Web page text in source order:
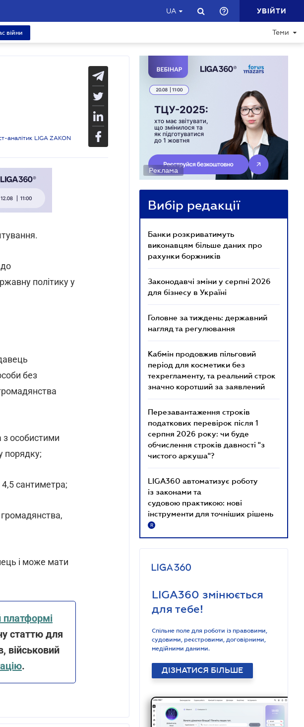
UA УВІЙТИ
війни Теми
аналітик LIGA ZAKON
політику у
без
з особистими
порядку;
сантиметра;
і може мати
платформі
статтю для
військовий
.
Реклама
Вибір редакції
Банки розкриватимуть
виконавцям більше даних про
рахунки боржників
Законодавчі зміни у серпні 2026
для бізнесу в Україні
Головне за тиждень: державний
нагляд та регулювання
Кабмін продовжив пільговий
період для косметики без
техрегламенту, та реальний строк
значно коротший за заявлений
Перезавантаження строків
податкових перевірок після 1
серпня 2026 року: чи буде
обчислення строків давності "з
чистого аркуша"?
LIGA360 автоматизує роботу
із законами та
судовою практикою: нові
інструменти для точніших рішень
R
LIGA360 змінюється
для тебе!
Спільне поле для роботи із правовими,
судовими, реєстровими, договірними,
медійними даними.
ДІЗНАТИСЯ БІЛЬШЕ